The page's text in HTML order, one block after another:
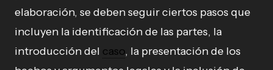
elaboración, se deben seguir ciertos pasos que
incluyen la identificación de las partes, la
introducción del caso, la presentación de los